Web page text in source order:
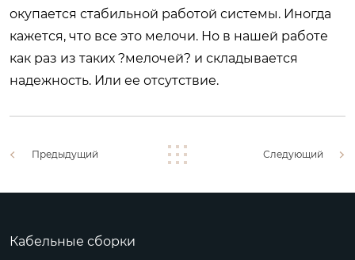
окупается стабильной работой системы. Иногда
кажется, что все это мелочи. Но в нашей работе
как раз из таких ?мелочей? и складывается
надежность. Или ее отсутствие.
Предыдущий Следующий
Кабельные сборки